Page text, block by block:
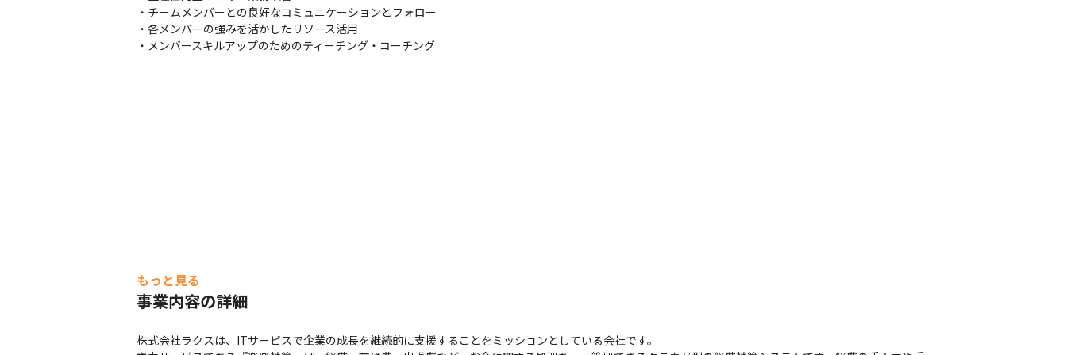
・チームメンバーとの良好なコミュニケーションとフォロー
・各メンバーの強みを活かしたリソース活用
・メンバースキルアップのためのティーチング・コーチング
もっと見る
事業内容の詳細
株式会社ラクスは、ITサービスで企業の成長を継続的に支援することをミッションとしている会社です。